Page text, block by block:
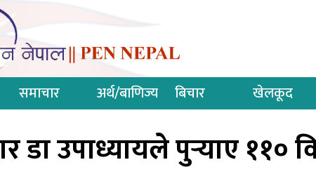
समाचार अर्थ/बाणिज्य बिचार खेलकूद
डा उपाध्यायले पुर्‍याए ११०